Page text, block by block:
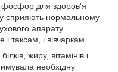
фосфор для здоров'я
сприяють нормальному
апарату.
таксам, і вівчаркам.
жиру, вітамінів і
необхідну